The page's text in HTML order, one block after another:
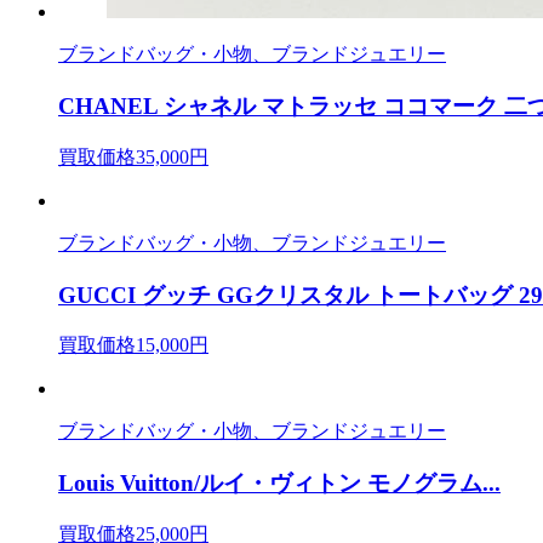
ブランドバッグ・小物、ブランドジュエリー
CHANEL シャネル マトラッセ ココマーク 二
買取価格35,000円
ブランドバッグ・小物、ブランドジュエリー
GUCCI グッチ GGクリスタル トートバッグ
買取価格15,000円
ブランドバッグ・小物、ブランドジュエリー
Louis Vuitton/ルイ・ヴィトン モノグラム...
買取価格25,000円